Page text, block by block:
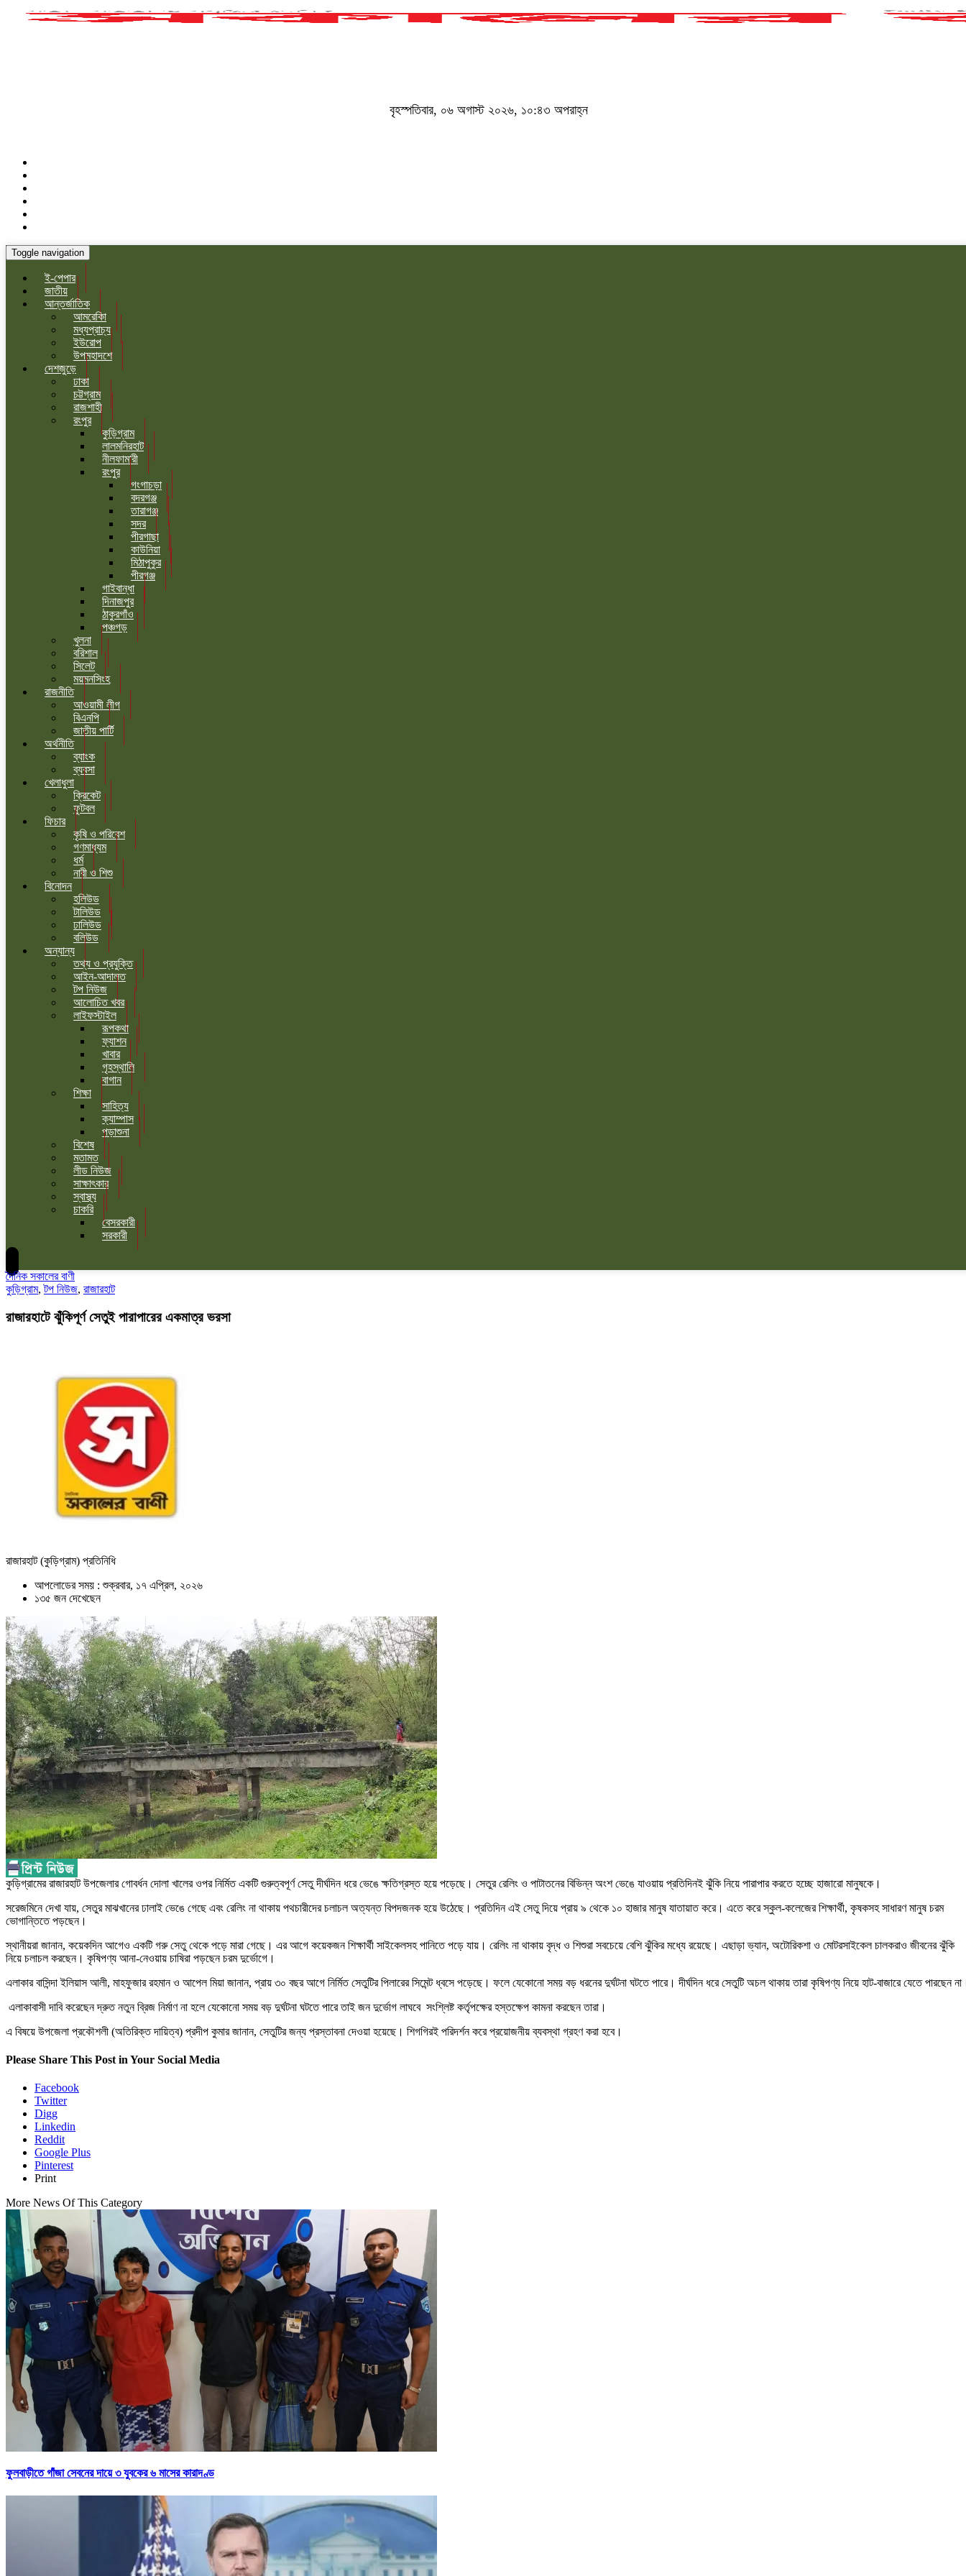
বৃহস্পতিবার, ০৬ অগাস্ট ২০২৬, ১০:৪৩ অপরাহ্ন
Toggle navigation
ই-পেপার
জাতীয়
আন্তর্জাতিক
আমরেকিা
মধ্যপ্রাচ্য
ইউরোপ
উপমহাদশে
দেশজুড়ে
ঢাকা
চট্টগ্রাম
রাজশাহী
রংপুর
কুড়িগ্রাম
লালমনিরহাট
নীলফামারী
রংপুর
গংগাচড়া
বদরগঞ্জ
তারাগঞ্জ
সদর
পীরগাছা
কাউনিয়া
মিঠাপুকুর
পীরগঞ্জ
গাইবান্ধা
দিনাজপুর
ঠাকুরগাঁও
পঞ্চগড়
খুলনা
বরিশাল
সিলেট
ময়মনসিংহ
রাজনীতি
আওয়ামী লীগ
বিএনপি
জাতীয় পার্টি
অর্থনীতি
ব্যাংক
ব্যবসা
খেলাধুলা
ক্রিকেট
ফুটবল
ফিচার
কৃষি ও পরিবেশ
গণমাধ্যম
ধর্ম
নারী ও শিশু
বিনোদন
হলিউড
টালিউড
ঢালিউড
বলিউড
অন্যান্য
তথ্য ও প্রযুক্তি
আইন-আদালত
টপ নিউজ
আলোচিত খবর
লাইফস্টাইল
রূপকথা
ফ্যাশন
খাবার
গৃহস্থালি
বাগান
শিক্ষা
সাহিত্য
ক্যাম্পাস
পড়াশুনা
বিশেষ
মতামত
লীড নিউজ
সাক্ষাৎকার
স্বাস্থ্য
চাকরি
বেসরকারী
সরকারী
দৈনিক সকালের বাণী
কুড়িগ্রাম,টপ নিউজ, রাজারহাট
রাজারহাটে ঝুঁকিপূর্ণ সেতুই পারাপারের একমাত্র ভরসা
রাজারহাট (কুড়িগ্রাম) প্রতিনিধি
আপলোডের সময় : শুক্রবার, ১৭ এপ্রিল, ২০২৬
১৩৫ জন দেখেছেন
কুড়িগ্রামের রাজারহাট উপজেলার গোবর্ধন দোলা খালের ওপর নির্মিত একটি গুরুত্বপূর্ণ সেতু দীর্ঘদিন ধরে ভেঙে ক্ষতিগ্রস্ত হয়ে পড়েছে। সেতুর রেলিং ও পাটাতনের বিভিন্ন অংশ ভেঙে যাওয়ায় প্রতিদিনই ঝুঁকি নিয়ে পারাপার করতে হচ্ছে হাজারো মানুষকে।
সরেজমিনে দেখা যায়, সেতুর মাঝখানের ঢালাই ভেঙে গেছে এবং রেলিং না থাকায় পথচারীদের চলাচল অত্যন্ত বিপদজনক হয়ে উঠেছে। প্রতিদিন এই সেতু দিয়ে প্রায় ৯ থেকে ১০ হাজার মানুষ যাতায়াত করে। এতে করে স্কুল-কলেজের শিক্ষার্থী, কৃষকসহ সাধারণ মানুষ চরম
ভোগান্তিতে পড়ছেন।
স্থানীয়রা জানান, কয়েকদিন আগেও একটি গরু সেতু থেকে পড়ে মারা গেছে। এর আগে কয়েকজন শিক্ষার্থী সাইকেলসহ পানিতে পড়ে যায়। রেলিং না থাকায় বৃদ্ধ ও শিশুরা সবচেয়ে বেশি ঝুঁকির মধ্যে রয়েছে। এছাড়া ভ্যান, অটোরিকশা ও মোটরসাইকেল চালকরাও জীবনের ঝুঁকি
নিয়ে চলাচল করছেন। কৃষিপণ্য আনা-নেওয়ায় চাষিরা পড়ছেন চরম দুর্ভোগে।
এলাকার বাসিন্দা ইলিয়াস আলী, মাহফুজার রহমান ও আপেল মিয়া জানান, প্রায় ৩০ বছর আগে নির্মিত সেতুটির পিলারের সিমেন্ট ধ্বসে পড়েছে। ফলে যেকোনো সময় বড় ধরনের দুর্ঘটনা ঘটতে পারে। দীর্ঘদিন ধরে সেতুটি অচল থাকায় তারা কৃষিপণ্য নিয়ে হাট-বাজারে যেতে পারছেন
এলাকাবাসী দাবি করেছেন দ্রুত নতুন ব্রিজ নির্মাণ না হলে যেকোনো সময় বড় দুর্ঘটনা ঘটতে পারে তাই জন দুর্ভোগ লাঘবে সংশ্লিষ্ট কর্তৃপক্ষের হস্তক্ষেপ কামনা করছেন তারা।
এ বিষয়ে উপজেলা প্রকৌশলী (অতিরিক্ত দায়িত্ব) প্রদীপ কুমার জানান, সেতুটির জন্য প্রস্তাবনা দেওয়া হয়েছে। শিগগিরই পরিদর্শন করে প্রয়োজনীয় ব্যবস্থা গ্রহণ করা হবে।
Please Share This Post in Your Social Media
Facebook
Twitter
Digg
Linkedin
Reddit
Google Plus
Pinterest
Print
More News Of This Category
ফুলবাড়ীতে গাঁজা সেবনের দায়ে ৩ যুবকের ৬ মাসের কারাদণ্ড